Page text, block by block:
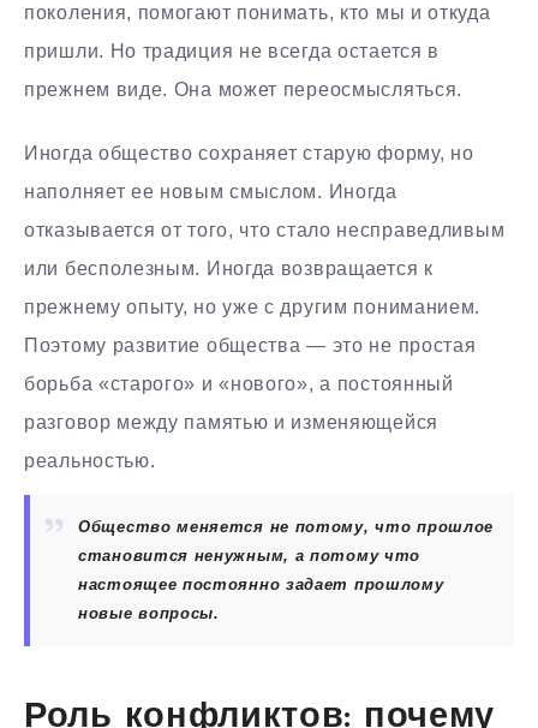
поколения, помогают понимать, кто мы и откуда
пришли. Но традиция не всегда остается в
прежнем виде. Она может переосмысляться.
Иногда общество сохраняет старую форму, но
наполняет ее новым смыслом. Иногда
отказывается от того, что стало несправедливым
или бесполезным. Иногда возвращается к
прежнему опыту, но уже с другим пониманием.
Поэтому развитие общества — это не простая
борьба «старого» и «нового», а постоянный
разговор между памятью и изменяющейся
реальностью.
Общество меняется не потому, что прошлое
становится ненужным, а потому что
настоящее постоянно задает прошлому
новые вопросы.
Роль конфликтов: почему